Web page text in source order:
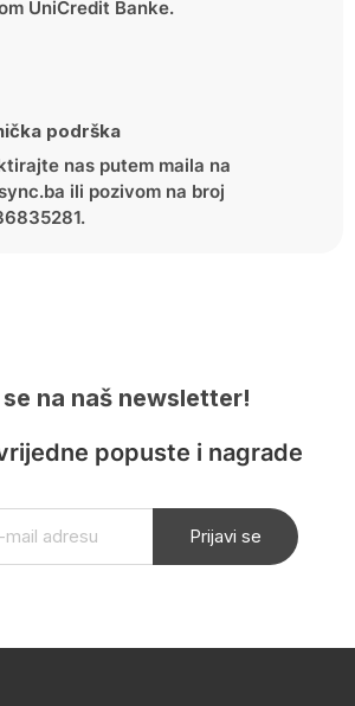
UniCredit Banke.
podrška
nas putem maila na
ili pozivom na broj
na naš newsletter!
popuste i nagrade
Prijavi se